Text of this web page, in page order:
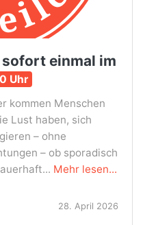
einmal im
Uhr
kommen Menschen
Lust haben, sich
– ohne
– ob sporadisch
Mehr lesen...
28. April 2026